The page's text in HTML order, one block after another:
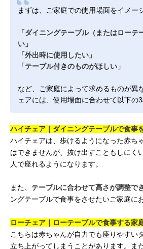
まずは、ご家庭での使用場面をイメー
「ダイニングテーブル（またはローテ
い」
「外出時に使用したい」
「テーブル付きのものがほしい」
など、ご家庭によって求めるものが異
ェアには、使用場面に合わせて以下の3
ハイチェア｜ダイニングテーブルで食事
ハイチェアは、歩けるようになった赤ち
はできませんが、抜け出すこともしにく
人で座れるようになります。
また、 テーブルに合わせて高さが調整で
ングテーブルで食事をさせたいご家庭に
ローチェア｜ローテーブルで食事する家
こちらは赤ちゃんが自力でも座りやすい
立ち上がってしまうことがあります。ま